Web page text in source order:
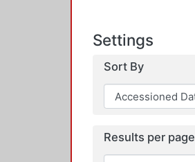
Settings
Sort By
Results per page